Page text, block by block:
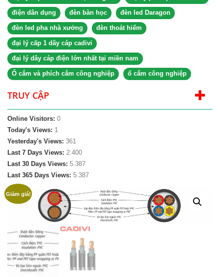
điện dân dụng đèn bàn học đèn led Daragon
đèn led pha nhà xưởng đèn thoát hiểm
đại lý cấp 1 dây cáp cadivi
đại lý dây cáp điện lớn nhất tại miền nam
Ổ cắm và phích cắm công nghiệp ổ cắm công nghiệp
TRUY CẬP
Online Visitors: 0
Today's Views: 1
Yesterday's Views: 361
Last 7 Days Views: 2.400
Last 30 Days Views: 5.387
Last 365 Days Views: 5.387
Giảm giá!